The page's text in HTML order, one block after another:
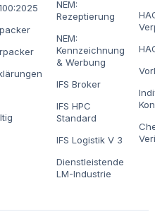
NEM:
Rezeptierung
NEM:
Kennzeichnung
& Werbung
IFS Broker
IFS HPC
Standard
IFS Logistik V 3
Dienstleistende
LM-Industrie